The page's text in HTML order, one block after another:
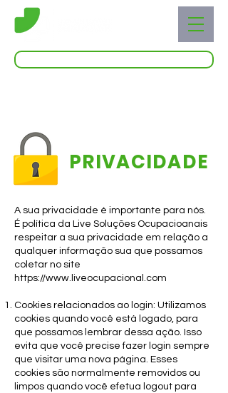
PRIVACIDADE
A sua privacidade é importante para nós.
É política da Live Soluções Ocupacioanais
respeitar a sua privacidade em relação a
qualquer informação sua que possamos
coletar no site
https://www.liveocupacional.com
Cookies relacionados ao login: Utilizamos
cookies quando você está logado, para
que possamos lembrar dessa ação. Isso
evita que você precise fazer login sempre
que visitar uma nova página. Esses
cookies são normalmente removidos ou
limpos quando você efetua logout para